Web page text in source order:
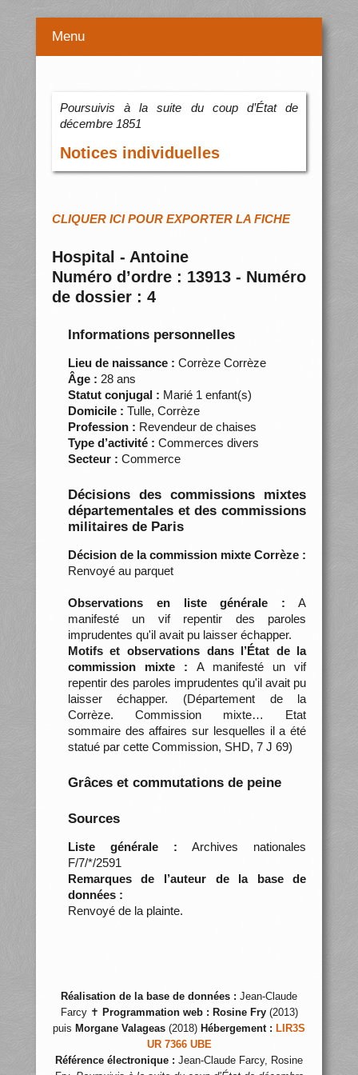
Menu
Poursuivis à la suite du coup d’État de
décembre 1851
Notices individuelles
CLIQUER ICI POUR EXPORTER LA FICHE
Hospital - Antoine
Numéro d’ordre : 13913 - Numéro
de dossier : 4
Informations personnelles
Lieu de naissance : Corrèze Corrèze
Âge : 28 ans
Statut conjugal : Marié 1 enfant(s)
Domicile : Tulle, Corrèze
Profession : Revendeur de chaises
Type d’activité : Commerces divers
Secteur : Commerce
Décisions des commissions mixtes
départementales et des commissions
militaires de Paris
Décision de la commission mixte Corrèze :
Renvoyé au parquet
Observations en liste générale : A
manifesté un vif repentir des paroles
imprudentes qu'il avait pu laisser échapper.
Motifs et observations dans l’État de la
commission mixte : A manifesté un vif
repentir des paroles imprudentes qu'il avait pu
laisser échapper. (Département de la
Corrèze. Commission mixte… Etat
sommaire des affaires sur lesquelles il a été
statué par cette Commission, SHD, 7 J 69)
Grâces et commutations de peine
Sources
Liste générale : Archives nationales
F/7/*/2591
Remarques de l’auteur de la base de
données :
Renvoyé de la plainte.
Réalisation de la base de données : Jean-Claude
Farcy ✝ Programmation web : Rosine Fry(2013)
puis Morgane Valageas (2018) Hébergement : LIR3S
UR 7366 UBE
Référence électronique : Jean-Claude Farcy, Rosine